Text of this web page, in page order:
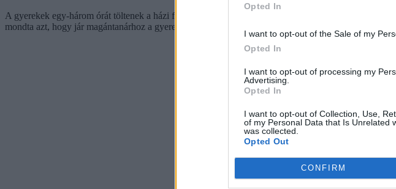
Opted In
I want to opt-out of the Sale of my
Opted In
I want to opt-out of processing my
Advertising.
Opted In
I want to opt-out of Collection, Use,
of my Personal Data that Is Unrelated
was collected.
Opted Out
CONFIRM
A gyerekek egy-három órát töltenek a házi feladatok végzésével; 22 százalék mondta azt, hogy
mondta azt, hogy jár magántanárhoz a gyereke.